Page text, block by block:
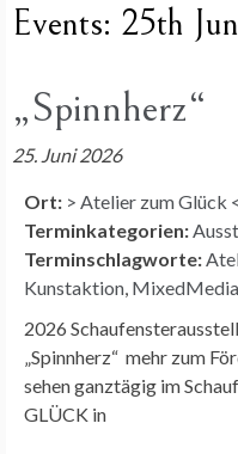
Events: 25th
„Spinnherz“
25. Juni 2026
Ort: > Atelier zum Glück <
Terminkategorien:
Terminschlagworte:
Kunstaktion, MixedMedia
2026
„Spinnherz“ mehr zum
sehen ganztägig im
GLÜCK in